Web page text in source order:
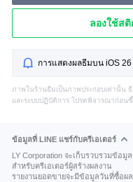
ลองใช้ส
การแสดงผลธีมบน iOS 26
ภาพในร้านธีมเป็นภาพประกอบเท่านั้น
และระบบปฏิบัติการ โปรดพิจารณาก่อน
ข้อมูลที่ LINE แชร์กับครีเอเตอร์
LY Corporation จะเก็บรวบรวมข้อ
สำหรับครีเอเตอร์ผู้สร้างผลงาน
รายงานยอดขายจะมีข้อมูลวันที่ซื้อผ